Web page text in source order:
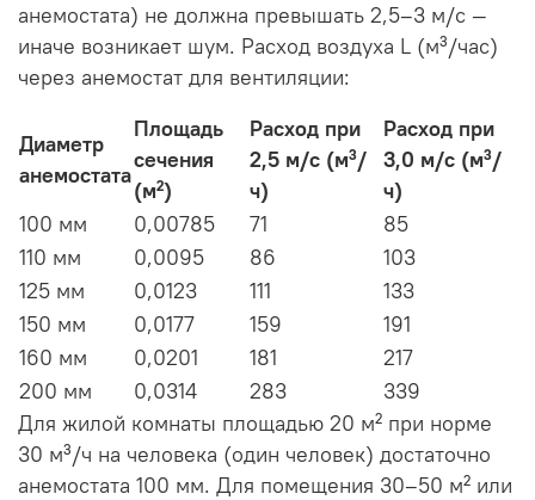
анемостата) не должна превышать 2,5–3 м/с —
иначе возникает шум. Расход воздуха L (м³/час)
через анемостат для вентиляции:
Диаметр
анемостата
Площадь
сечения
(м²)
Расход при
2,5 м/с (м³/
ч)
Расход при
3,0 м/с (м³/
ч)
100 мм
0,00785 71
85
110 мм
0,0095 86
103
125 мм
0,0123 111
133
150 мм
0,0177 159
191
160 мм
0,0201 181
217
200 мм
0,0314 283
339
Для жилой комнаты площадью 20 м² при норме
30 м³/ч на человека (один человек) достаточно
анемостата 100 мм. Для помещения 30–50 м² или